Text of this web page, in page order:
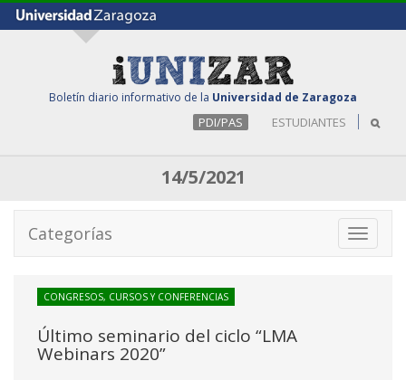
Boletín diario informativo de la Universidad de Zaragoza
PDI/PAS ESTUDIANTES
14/5/2021
Toggle
Categorías
CONGRESOS, CURSOS Y CONFERENCIAS
Último seminario del ciclo “LMA
Webinars 2020”